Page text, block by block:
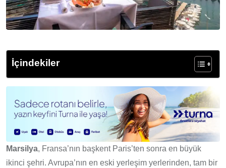
İçindekiler
Marsilya, Fransa’nın başkent Paris’ten sonra en büyük
ikinci şehri. Avrupa’nın en eski yerleşim yerlerinden, tam bir